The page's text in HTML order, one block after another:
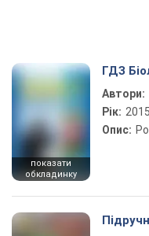
показати
обкладинку
ГДЗ
Автори:
Рік: 2015
Опис: